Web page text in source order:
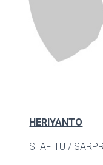
HERIYANTO
STAF TU /